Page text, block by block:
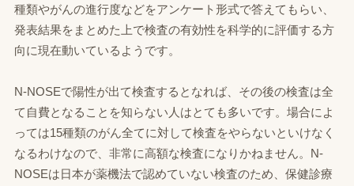
種類やがんの進行度などをアンケート形式で答えてもらい、
発表結果をまとめた上で検査の有効性を科学的に評価する方
向に現在動いているようです。
N‐NOSEで陽性が出て検査するとなれば、その後の検査は全
て自費となることを知らない人はとても多いです。場合によ
っては15種類のがん全てに対して検査をやらないといけなく
なるわけなので、非常に高額な検査になりかねません。N‐
NOSEは日本が薬機法で認めていない検査のため、保健診療